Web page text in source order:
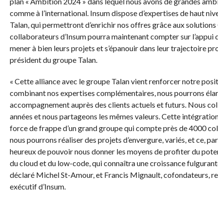
comme à l’international. Insum dispose d’expertises de haut
Talan, qui permettront d’enrichir nos offres grâce aux
collaborateurs d’Insum pourra maintenant compter sur l’appui
mener à bien leurs projets et s’épanouir dans leur trajectoire
président du groupe Talan.
« Cette alliance avec le groupe Talan vient renforcer notre
combinant nos expertises complémentaires, nous pourrons
accompagnement auprès des clients actuels et futurs. Nous
années et nous partageons les mêmes valeurs. Cette
force de frappe d’un grand groupe qui compte près de 4000
nous pourrons réaliser des projets d’envergure, variés, et ce,
heureux de pouvoir nous donner les moyens de profiter du
du cloud et du low-code, qui connaîtra une croissance
déclaré Michel St-Amour, et Francis Mignault, cofondateurs,
exécutif d’Insum.